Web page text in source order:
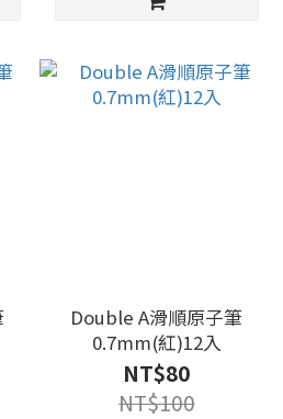
Double A滑順原子筆
0.7mm(紅)12入
NT$80
NT$100